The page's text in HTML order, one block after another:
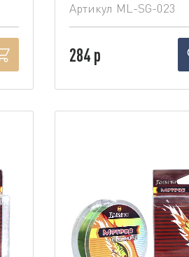
Артикул ML-SG-023
284 р